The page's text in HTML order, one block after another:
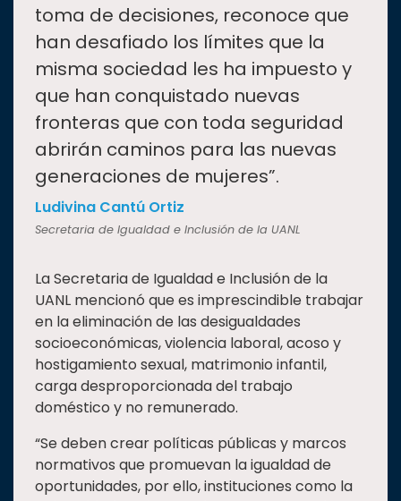
toma de decisiones, reconoce que
han desafiado los límites que la
misma sociedad les ha impuesto y
que han conquistado nuevas
fronteras que con toda seguridad
abrirán caminos para las nuevas
generaciones de mujeres”.
Ludivina Cantú Ortiz
Secretaria de Igualdad e Inclusión de la UANL
La Secretaria de Igualdad e Inclusión de la
UANL mencionó que es imprescindible trabajar
en la eliminación de las desigualdades
socioeconómicas, violencia laboral, acoso y
hostigamiento sexual, matrimonio infantil,
carga desproporcionada del trabajo
doméstico y no remunerado.
“Se deben crear políticas públicas y marcos
normativos que promuevan la igualdad de
oportunidades, por ello, instituciones como la